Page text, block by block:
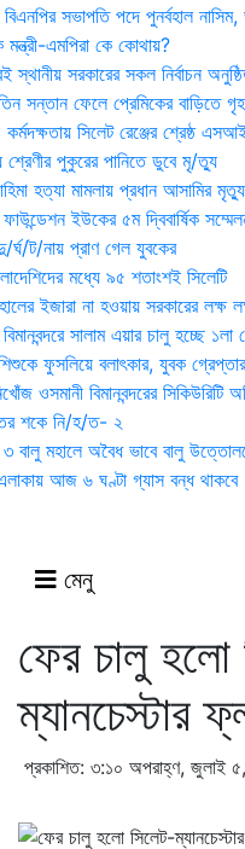
সভাপতি পদে পুনর্বহাল
মন্ত্রী-এমপিরা কে কোথায়?
সরকারের সকল নির্বাচন
সন্তান ফেলে প্রেমিকের বাড়িতে
সিলেট রেঞ্জের শ্রেষ্ঠ এসআই
শ্রেণীর পুকুরের পানিতে ডুবে মৃ/ত্যু
হত্যা মামলায় প্রধান আসামির
ইউকের ৫ম দ্বিবার্ষিক
ট/নায় প্রাণ গেল যুবকের
মধ্যে ৯৫ শতাংশই সিলেটি
ইজারা না হওয়ায় সরকারের লক্ষ
সালাম এয়ার চালু হচ্ছে ১লা
ফুসলিয়ে বলাৎকার, যুবক গ্রেপ্তার
ওসমানী বিমানবন্দরের সিকিউরিটি
শকে নি/হ/ত- ২
বালু মহালে অবৈধ ভাবে বালু
আজ ৬ ঘণ্টা গ্যাস বন্ধ থাকবে
মেনু
ফের চালু হলো
ম্যানচেস্টার
প্রকাশিত: ৩:১০ অপরাহ্ণ, জুলাই